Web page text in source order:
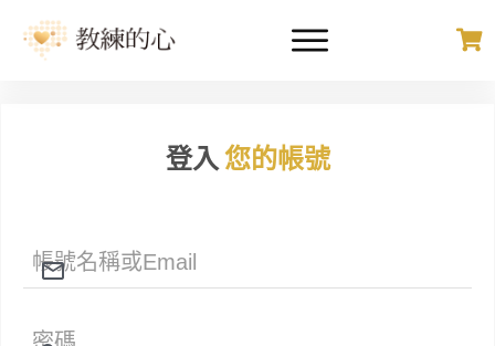
登入您的帳號